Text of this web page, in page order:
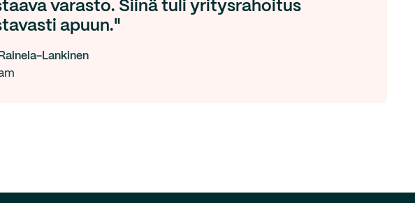
varasto. Siinä tuli yritysrahoitus
apuun."
Lankinen